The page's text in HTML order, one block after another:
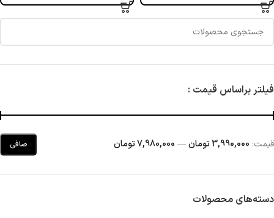
فیلتر براساس قیمت :
صافی قيمت: 3,990,000 تومان — 7,980,000 تومان
دسته‌های محصولات